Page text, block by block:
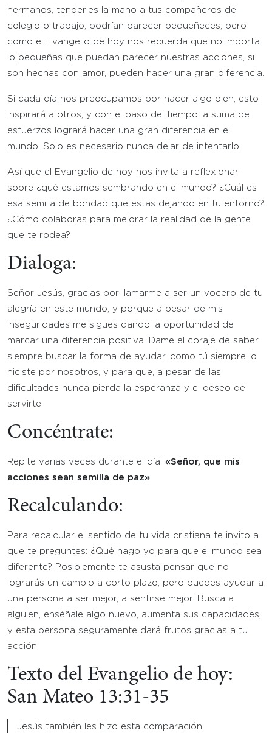
hermanos, tenderles la mano a tus compañeros del
colegio o trabajo, podrían parecer pequeñeces, pero
como el Evangelio de hoy nos recuerda que no importa
lo pequeñas que puedan parecer nuestras acciones, si
son hechas con amor, pueden hacer una gran diferencia.
Si cada día nos preocupamos por hacer algo bien, esto
inspirará a otros, y con el paso del tiempo la suma de
esfuerzos logrará hacer una gran diferencia en el
mundo. Solo es necesario nunca dejar de intentarlo.
Así que el Evangelio de hoy nos invita a reflexionar
sobre ¿qué estamos sembrando en el mundo? ¿Cuál es
esa semilla de bondad que estas dejando en tu entorno?
¿Cómo colaboras para mejorar la realidad de la gente
que te rodea?
Dialoga:
Señor Jesús, gracias por llamarme a ser un vocero de tu
alegría en este mundo, y porque a pesar de mis
inseguridades me sigues dando la oportunidad de
marcar una diferencia positiva. Dame el coraje de saber
siempre buscar la forma de ayudar, como tú siempre lo
hiciste por nosotros, y para que, a pesar de las
dificultades nunca pierda la esperanza y el deseo de
servirte.
Concéntrate:
Repite varias veces durante el día: «Señor, que mis
acciones sean semilla de paz»
Recalculando:
Para recalcular el sentido de tu vida cristiana te invito a
que te preguntes: ¿Qué hago yo para que el mundo sea
diferente? Posiblemente te asusta pensar que no
lograrás un cambio a corto plazo, pero puedes ayudar a
una persona a ser mejor, a sentirse mejor. Busca a
alguien, enséñale algo nuevo, aumenta sus capacidades,
y esta persona seguramente dará frutos gracias a tu
acción.
Texto del Evangelio de hoy:
San Mateo 13:31-35
Jesús también les hizo esta comparación: